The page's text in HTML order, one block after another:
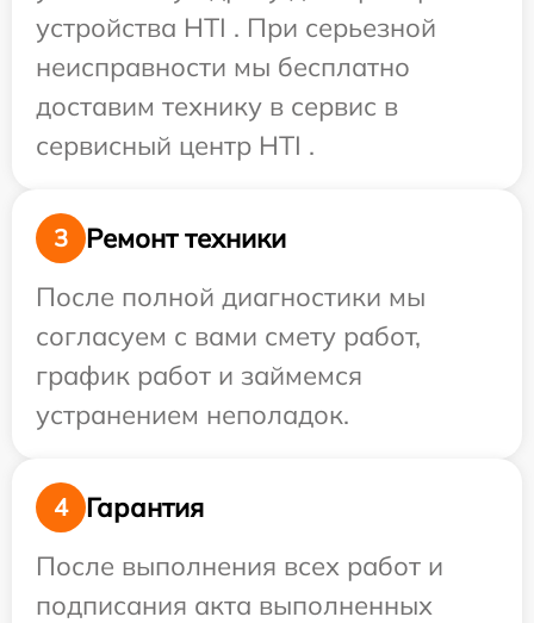
устройства HTI . При серьезной
неисправности мы бесплатно
доставим технику в сервис в
сервисный центр HTI .
3
Ремонт техники
После полной диагностики мы
согласуем с вами смету работ,
график работ и займемся
устранением неполадок.
4
Гарантия
После выполнения всех работ и
подписания акта выполненных